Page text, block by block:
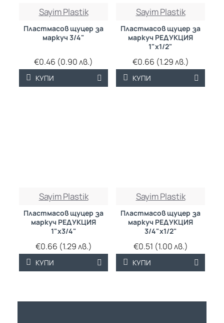
Sayim Plastik
Пластмасов щуцер за
маркуч 3/4"
€0.46 (0.90 лв.)
КУПИ
Sayim Plastik
Пластмасов щуцер за
маркуч РЕДУКЦИЯ
1"х1/2"
€0.66 (1.29 лв.)
КУПИ
Sayim Plastik
Пластмасов щуцер за
маркуч РЕДУКЦИЯ
1"х3/4"
€0.66 (1.29 лв.)
КУПИ
Sayim Plastik
Пластмасов щуцер за
маркуч РЕДУКЦИЯ
3/4"х1/2"
€0.51 (1.00 лв.)
КУПИ